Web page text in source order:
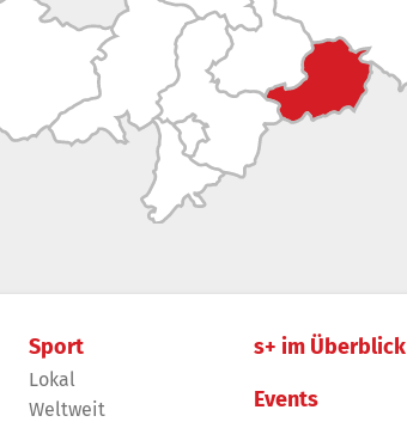
Sport
Lokal
Weltweit
s+ im Überblick
Events